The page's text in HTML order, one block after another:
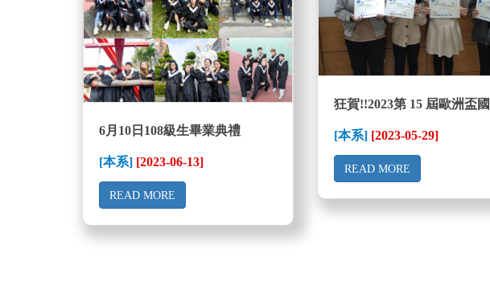
6月10日108級生畢業典禮
[本系] [2023-06-13]
READ MORE
[本系] [2023-05-29]
READ MORE